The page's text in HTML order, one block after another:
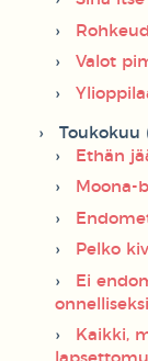
Valot
Toukokuu
Ethän
Moona-
Pelko
Ei
onnelliseksi
Kaikki,